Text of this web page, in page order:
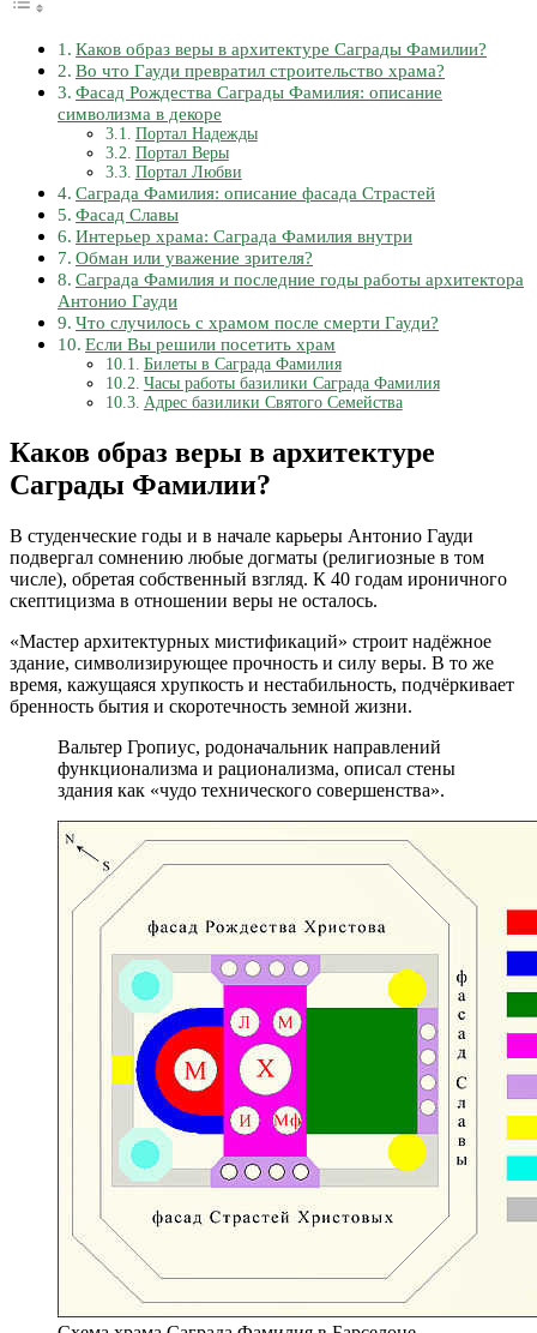
Каков образ веры в архитектуре Саграды Фамилии?
Во что Гауди превратил строительство храма?
Фасад Рождества Саграды Фамилия: описание
символизма в декоре
Портал Надежды
Портал Веры
Портал Любви
Саграда Фамилия: описание фасада Страстей
Фасад Славы
Интерьер храма: Саграда Фамилия внутри
Обман или уважение зрителя?
Саграда Фамилия и последние годы работы архитектора
Антонио Гауди
Что случилось с храмом после смерти Гауди?
Если Вы решили посетить храм
Билеты в Саграда Фамилия
Часы работы базилики Саграда Фамилия
Адрес базилики Святого Семейства
Каков образ веры в архитектуре
Саграды Фамилии?
В студенческие годы и в начале карьеры Антонио Гауди
подвергал сомнению любые догматы (религиозные в том
числе), обретая собственный взгляд. К 40 годам ироничного
скептицизма в отношении веры не осталось.
«Мастер архитектурных мистификаций» строит надёжное
здание, символизирующее прочность и силу веры. В то же
время, кажущаяся хрупкость и нестабильность, подчёркивает
бренность бытия и скоротечность земной жизни.
Вальтер Гропиус, родоначальник направлений
функционализма и рационализма, описал стены
здания как «чудо технического совершенства».